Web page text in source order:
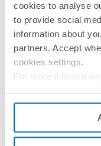
cookies to analyse
to provide social
information about
partners. Accept
cookies settings.
For more